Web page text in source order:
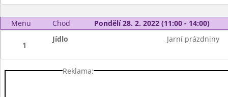
Menu Chod Pondělí 28. 2. 2022 (11:00 - 14:00)
1
Jídlo Jarní prázdniny
Reklama: